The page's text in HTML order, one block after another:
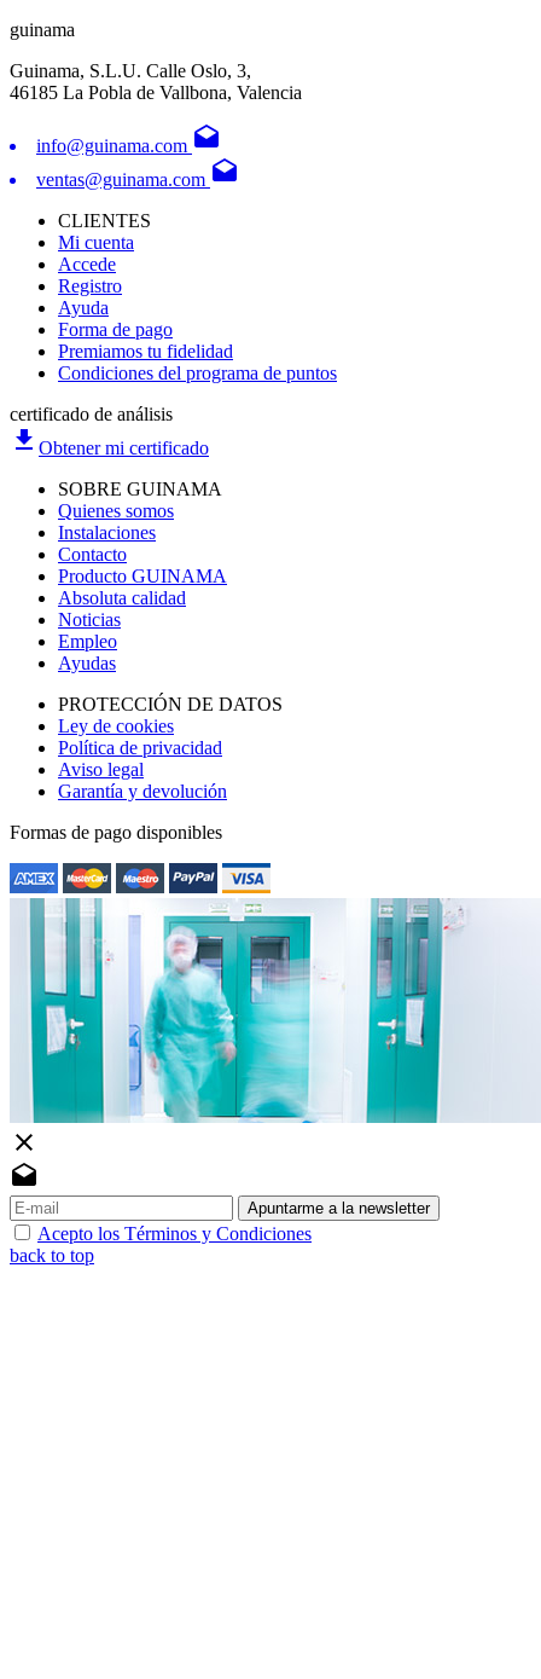
guinama
Guinama, S.L.U. Calle Oslo, 3,
46185 La Pobla de Vallbona, Valencia
info@guinama.com drafts
ventas@guinama.com drafts
CLIENTES
Mi cuenta
Accede
Registro
Ayuda
Forma de pago
Premiamos tu fidelidad
Condiciones del programa de puntos
certificado de análisis
file_download Obtener mi certificado
SOBRE GUINAMA
Quienes somos
Instalaciones
Contacto
Producto GUINAMA
Absoluta calidad
Noticias
Empleo
Ayudas
PROTECCIÓN DE DATOS
Ley de cookies
Política de privacidad
Aviso legal
Garantía y devolución
Formas de pago disponibles
close
drafts
Apuntarme a la newsletter
Acepto los Términos y Condiciones
back to top